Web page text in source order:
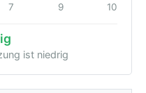
7 9 10
ist niedrig